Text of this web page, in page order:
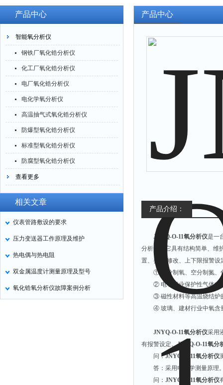
产品中心
智能氧分析仪
钢铁厂氧化锆分析仪
化工厂氧化锆分析仪
电厂氧化锆分析仪
电化学氧分析仪
高温抽气式氧化锆分析仪
防爆型氧化锆分析仪
标准型氧化锆分析仪
防腐型氧化锆分析仪
查看更多
相关文章
仪表管路敷设的要求
压力变送器工作原理及维护
热电偶与热电阻
双金属温度计测量原理及型号
氧化锆氧分析仪故障案例分析
产品中心
产品介绍：
JNYQ-O-11氧分析仪是一
分析，，它具有结构简单、维
置、参数 修改、上下限报警
① 空分制氧、空分制氮、
② 电子行业保护性气体中
③ 磁性材料等高温烧结炉
④ 玻璃、建材行业中氧含
JNYQ-O-11氧分析仪采用
有报警设定。JNYQ-O-11氧分
问：JNYQ-O-11氧分析仪
答：采用电化学测量原理
问： JNYQ-O-11氧分析仪